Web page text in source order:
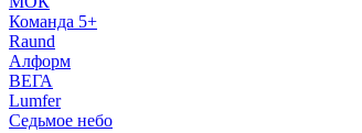
Команда 5+
Raund
Алформ
ВЕГА
Lumfer
Седьмое небо